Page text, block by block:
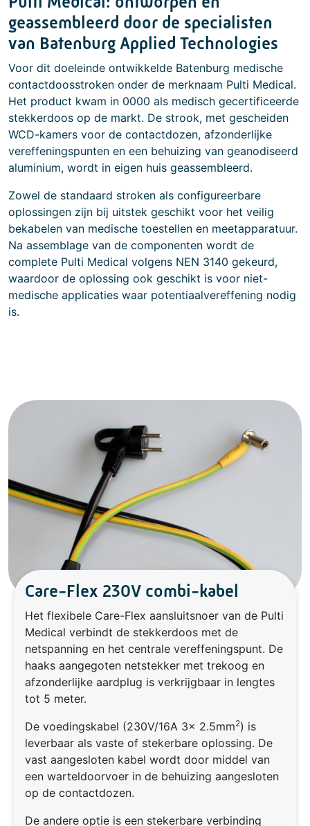
geassembleerd door de specialisten
van Batenburg Applied Technologies
Voor dit doeleinde ontwikkelde Batenburg medische
contactdoosstroken onder de merknaam Pulti Medical.
Het product kwam in 0000 als medisch gecertificeerde
stekkerdoos op de markt. De strook, met gescheiden
WCD-kamers voor de contactdozen, afzonderlijke
vereffeningspunten en een behuizing van geanodiseerd
aluminium, wordt in eigen huis geassembleerd.
Zowel de standaard stroken als configureerbare
oplossingen zijn bij uitstek geschikt voor het veilig
bekabelen van medische toestellen en meetapparatuur.
Na assemblage van de componenten wordt de
complete Pulti Medical volgens NEN 3140 gekeurd,
waardoor de oplossing ook geschikt is voor niet-
medische applicaties waar potentiaalvereffening nodig
is.
Care-Flex 230V combi-kabel
Het flexibele Care-Flex aansluitsnoer van de Pulti
Medical verbindt de stekkerdoos met de
netspanning en het centrale vereffeningspunt. De
haaks aangegoten netstekker met trekoog en
afzonderlijke aardplug is verkrijgbaar in lengtes
tot 5 meter.
De voedingskabel (230V/16A 3x 2.5mm2) is
leverbaar als vaste of stekerbare oplossing. De
vast aangesloten kabel wordt door middel van
een warteldoorvoer in de behuizing aangesloten
op de contactdozen.
De andere optie is een stekerbare verbinding